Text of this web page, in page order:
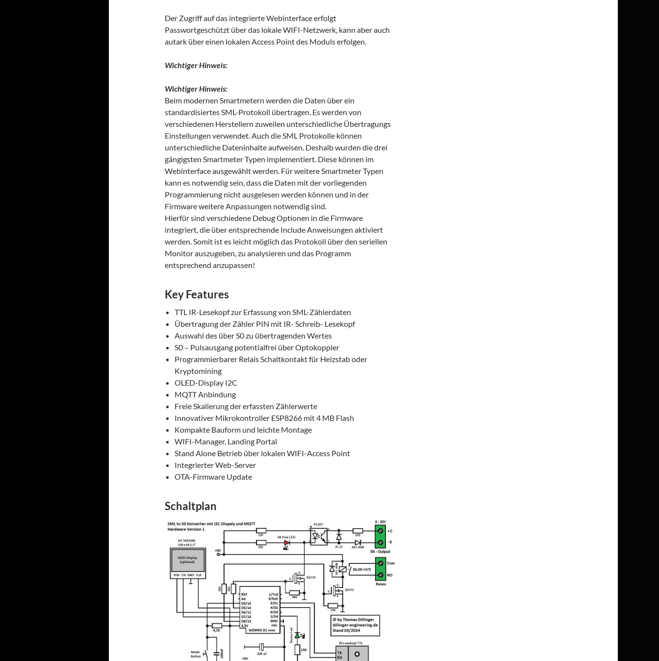
Der Zugriff auf das integrierte Webinterface erfolgt
Passwortgeschützt über das lokale WIFI-Netzwerk, kann aber auch
autark über einen lokalen Access Point des Moduls erfolgen.
Wichtiger Hinweis:
Wichtiger Hinweis:
Beim modernen Smartmetern werden die Daten über ein
standardisiertes SML-Protokoll übertragen. Es werden von
verschiedenen Herstellern zuweilen unterschiedliche Übertragungs
Einstellungen verwendet. Auch die SML Protokolle können
unterschiedliche Dateninhalte aufweisen. Deshalb wurden die drei
gängigsten Smartmeter Typen implementiert. Diese können im
Webinterface ausgewählt werden. Für weitere Smartmeter Typen
kann es notwendig sein, dass die Daten mit der vorliegenden
Programmierung nicht ausgelesen werden können und in der
Firmware weitere Anpassungen notwendig sind.
Hierfür sind verschiedene Debug Optionen in die Firmware
integriert, die über entsprechende Include Anweisungen aktiviert
werden. Somit ist es leicht möglich das Protokoll über den seriellen
Monitor auszugeben, zu analysieren und das Programm
entsprechend anzupassen!
Key Features
TTL IR-Lesekopf zur Erfassung von SML-Zählerdaten
Übertragung der Zähler PIN mit IR- Schreib- Lesekopf
Auswahl des über S0 zu übertragenden Wertes
S0 – Pulsausgang potentialfrei über Optokoppler
Programmierbarer Relais Schaltkontakt für Heizstab oder
Kryptomining
OLED-Display I2C
MQTT Anbindung
Freie Skalierung der erfassten Zählerwerte
Innovativer Mikrokontroller ESP8266 mit 4 MB Flash
Kompakte Bauform und leichte Montage
WIFI-Manager, Landing Portal
Stand Alone Betrieb über lokalen WIFI-Access Point
Integrierter Web-Server
OTA-Firmware Update
Schaltplan